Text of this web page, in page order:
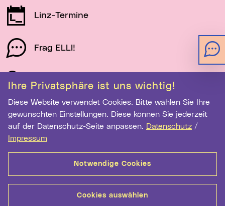
Ihre Privatsphäre ist uns wichtig!
Diese Website verwendet Cookies. Bitte wählen Sie Ihre
gewünschten Einstellungen. Diese können Sie jederzeit
auf der Datenschutz-Seite anpassen. Datenschutz /
Impressum
Notwendige Cookies
Cookies auswählen
Linz-Termine
Frag ELLI!
Schau auf Linz
Newsletter-Anmeldung
E-Mail-Adresse eingeben
Anmelden